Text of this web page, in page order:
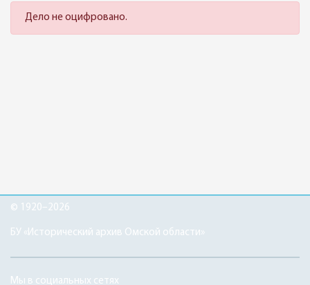
Дело не оцифровано.
© 1920–2026
БУ «Исторический архив Омской области»
Мы в социальных сетях